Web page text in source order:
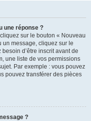
une réponse ?
sur le bouton « Nouveau
un message, cliquez sur le
d’être inscrit avant de
une liste de vos permissions
Par exemple : vous pouvez
pouvez transférer des pièces
?